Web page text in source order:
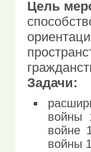
Цель
Задачи:
войны
войне
войны